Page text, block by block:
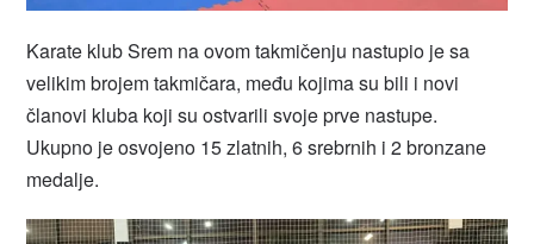
Karate klub Srem na ovom takmičenju nastupio je sa
velikim brojem takmičara, među kojima su bili i novi
članovi kluba koji su ostvarili svoje prve nastupe.
Ukupno je osvojeno 15 zlatnih, 6 srebrnih i 2 bronzane
medalje.